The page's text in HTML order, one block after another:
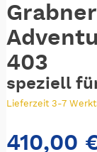
403
speziell
Lieferzeit 3-7
410,00